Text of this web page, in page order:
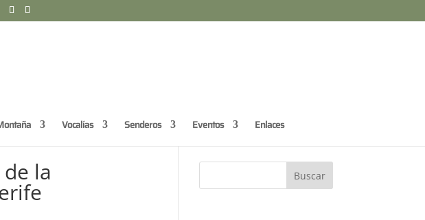
Vocalías Senderos Eventos Enlaces
la